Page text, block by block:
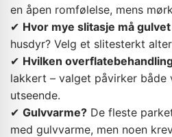
en åpen romfølelse, mens
✔ Hvor mye slitasje må
husdyr? Velg et slitesterkt
✔ Hvilken
lakkert – valget påvirker både
utseende.
✔ Gulvvarme? De fleste
med gulvvarme, men noen